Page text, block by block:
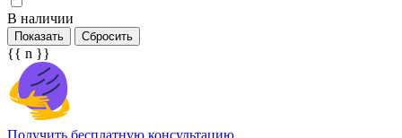
В наличии
Показать Сбросить
{{ n }}